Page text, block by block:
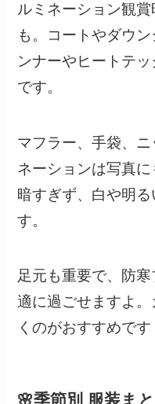
ルミネーション観
も。コートやダウ
ンナーやヒートテ
です。
マフラー、手袋、
ネーションは写真
暗すぎず、白や明
す。
足元も重要で、防
適に過ごせますよ
くのがおすすめです
🌸季節別 服装ま